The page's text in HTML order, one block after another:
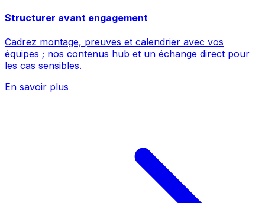
Structurer avant engagement
Cadrez montage, preuves et calendrier avec vos
équipes ; nos contenus hub et un échange direct pour
les cas sensibles.
En savoir plus